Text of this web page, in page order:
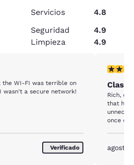
Servicios
4.8
Seguridad
4.9
Limpieza 4.9
Muy bueno. 1 reseña
the WI-FI was terrible on
wasn't a secure network!
Verificado
Rich, classy
that hid
once open. And why would the
agosto